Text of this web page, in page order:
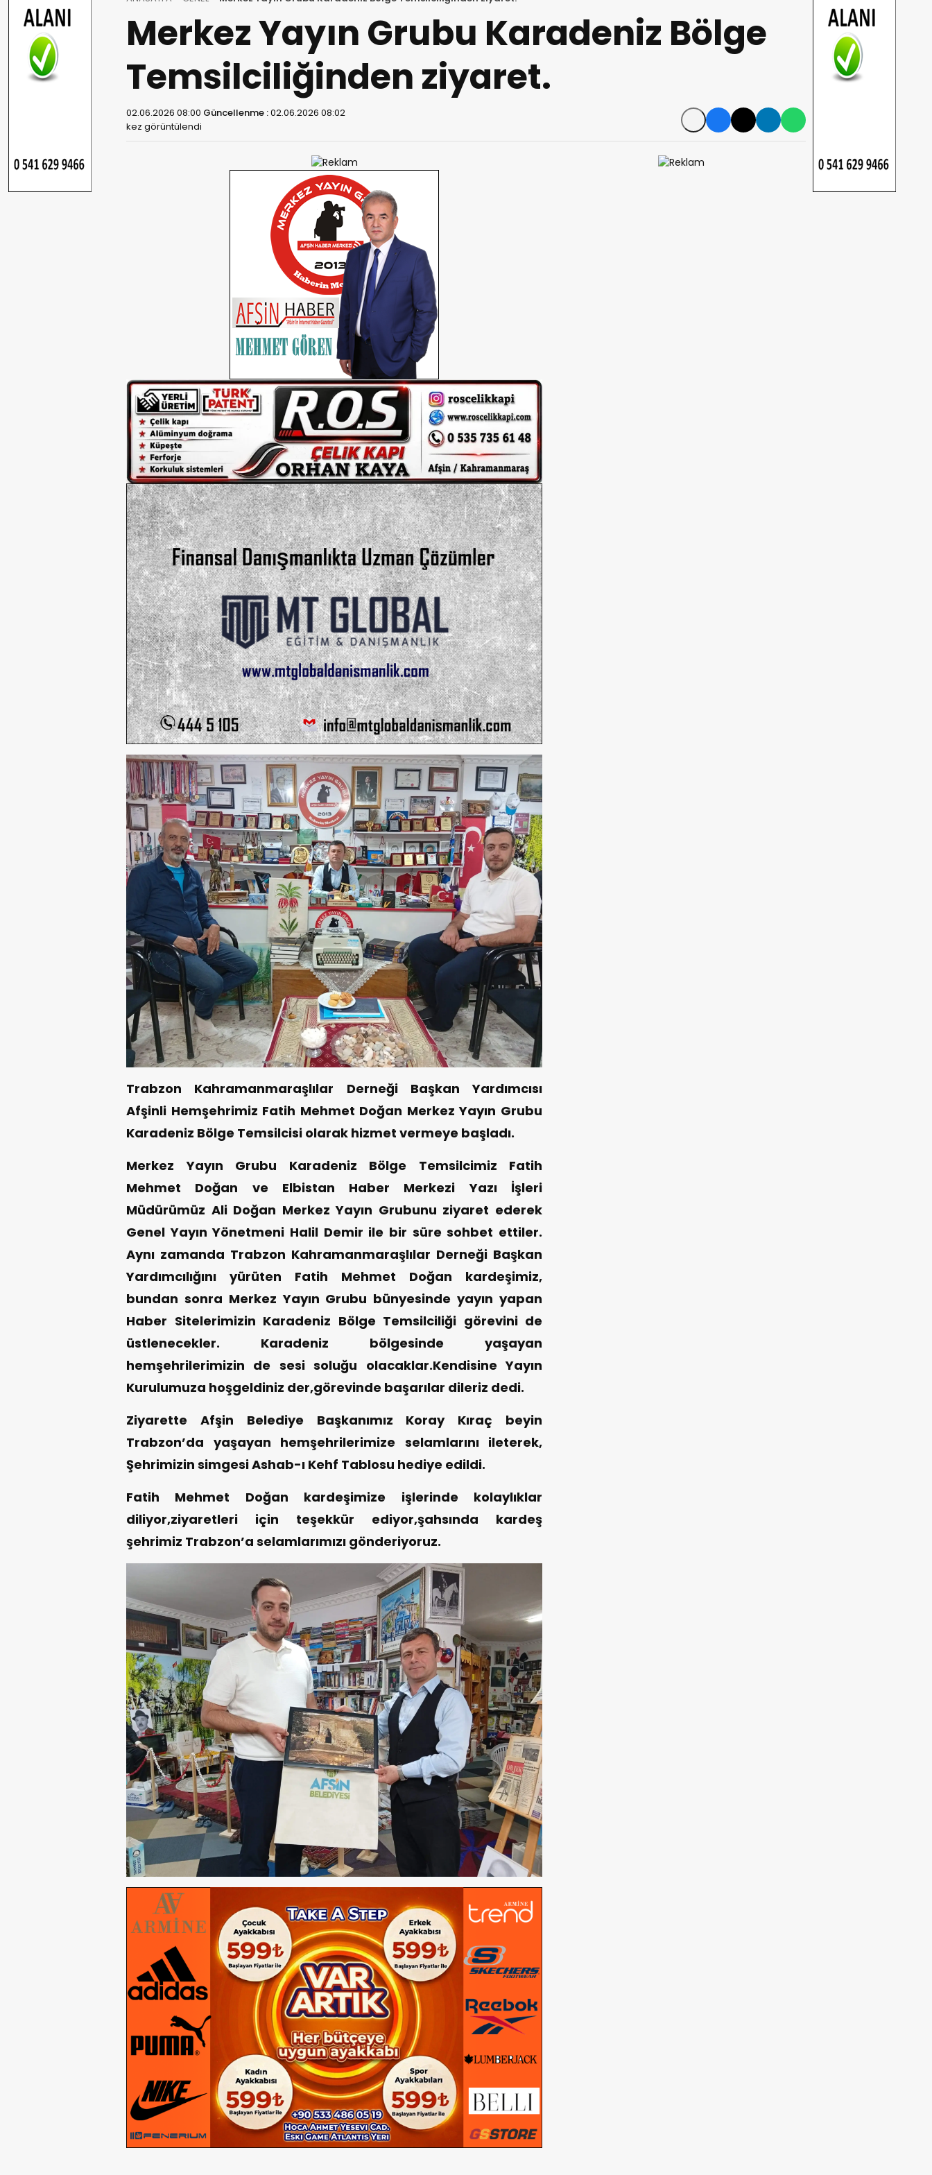
Merkez Yayın Grubu Karadeniz Bölge
Temsilciliğinden ziyaret.
02.06.2026 08:00 Güncellenme :02.06.2026 08:02
kez görüntülendi
Trabzon Kahramanmaraşlılar Derneği Başkan Yardımcısı
Afşinli Hemşehrimiz Fatih Mehmet Doğan Merkez Yayın Grubu
Karadeniz Bölge Temsilcisi olarak hizmet vermeye başladı.
Merkez Yayın Grubu Karadeniz Bölge Temsilcimiz Fatih
Mehmet Doğan ve Elbistan Haber Merkezi Yazı İşleri
Müdürümüz Ali Doğan Merkez Yayın Grubunu ziyaret ederek
Genel Yayın Yönetmeni Halil Demir ile bir süre sohbet ettiler.
Aynı zamanda Trabzon Kahramanmaraşlılar Derneği Başkan
Yardımcılığını yürüten Fatih Mehmet Doğan kardeşimiz,
bundan sonra Merkez Yayın Grubu bünyesinde yayın yapan
Haber Sitelerimizin Karadeniz Bölge Temsilciliği görevini de
üstlenecekler. Karadeniz bölgesinde yaşayan
hemşehrilerimizin de sesi soluğu olacaklar.Kendisine Yayın
Kurulumuza hoşgeldiniz der,görevinde başarılar dileriz dedi.
Ziyarette Afşin Belediye Başkanımız Koray Kıraç beyin
Trabzon’da yaşayan hemşehrilerimize selamlarını ileterek,
Şehrimizin simgesi Ashab-ı Kehf Tablosu hediye edildi.
Fatih Mehmet Doğan kardeşimize işlerinde kolaylıklar
diliyor,ziyaretleri için teşekkür ediyor,şahsında kardeş
şehrimiz Trabzon’a selamlarımızı gönderiyoruz.